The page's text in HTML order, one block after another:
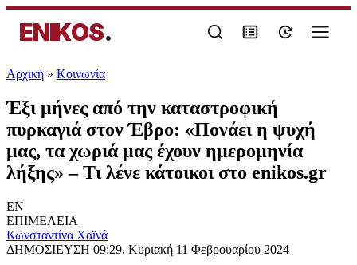
ENIKOS.
Αρχική » Κοινωνία
Έξι μήνες από την καταστροφική
πυρκαγιά στον Έβρο: «Πονάει η ψυχή
μας, τα χωριά μας έχουν ημερομηνία
λήξης» – Τι λένε κάτοικοι στο enikos.gr
EN
ΕΠΙΜΕΛΕΙΑ
Κωνσταντίνα Χαϊνά
ΔΗΜΟΣΙΕΥΣΗ 09:29, Κυριακή 11 Φεβρουαρίου 2024